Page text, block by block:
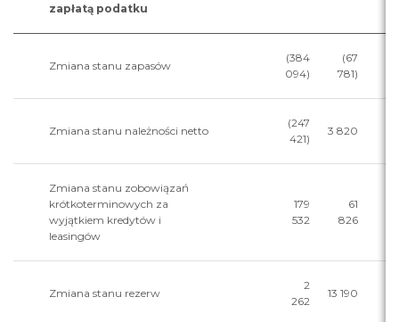
zapłatą podatku
Zmiana stanu zapasów
(384
094)
(67
781)
Zmiana stanu należności netto
(247
421)
3 820
Zmiana stanu zobowiązań
krótkoterminowych za
wyjątkiem kredytów i
leasingów
179
532
61
826
Zmiana stanu rezerw
2
262
13 190